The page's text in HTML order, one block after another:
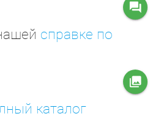
question_answer
справке по
collections
каталог